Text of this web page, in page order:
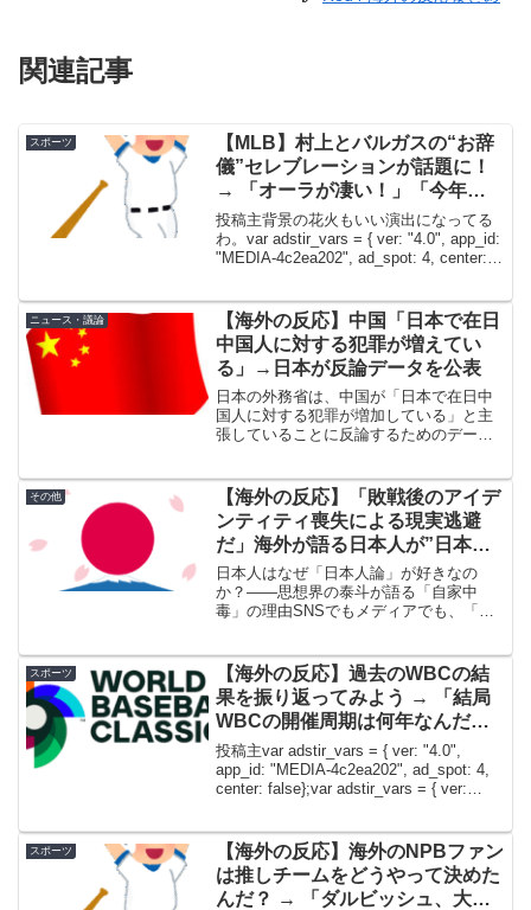
関連記事
スポーツ
【MLB】村上とバルガスの“お辞
儀”セレブレーションが話題に！
→ 「オーラが凄い！」「今年の
ホワイトソックスはマジでワクワ
クする」
投稿主背景の花火もいい演出になってる
わ。var adstir_vars = { ver: "4.0", app_id:
"MEDIA-4c2ea202", ad_spot: 4, center:
ニュース・議論
【海外の反応】中国「日本で在日
中国人に対する犯罪が増えてい
る」→日本が反論データを公表
日本の外務省は、中国が「日本で在日中
国人に対する犯罪が増加している」と主
張していることに反論するためのデータ
中国人である殺人、強盗、放火の件数を
明らかにした。殺人事...
その他
【海外の反応】「敗戦後のアイデ
ンティティ喪失による現実逃避
だ」海外が語る日本人が”日本特
殊論”の妄想にすがる理由
日本人はなぜ「日本人論」が好きなの
か？――思想界の泰斗が語る「自家中
毒」の理由SNSでもメディアでも、「日
るとき、私たちはいつもどこかで「外か
ら見た日本」を気にしている...
スポーツ
【海外の反応】過去のWBCの結
果を振り返ってみよう → 「結局
WBCの開催周期は何年なんだ」
「MLBのエース級も出場するよう
になって楽しみだ」
投稿主var adstir_vars = { ver: "4.0",
app_id: "MEDIA-4c2ea202", ad_spot: 4,
center: false};var adstir_vars = { ver:
スポーツ
【海外の反応】海外のNPBファン
は推しチームをどうやって決めた
んだ？ → 「ダルビッシュ、大谷